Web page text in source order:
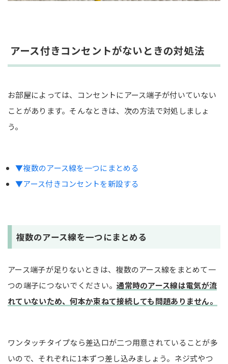
アース付きコンセントがないときの対処法
お部屋によっては、コンセントにアース端子が付いていない
ことがあります。そんなときは、次の方法で対処しましょ
う。
▼複数のアース線を一つにまとめる
▼アース付きコンセントを新設する
複数のアース線を一つにまとめる
アース端子が足りないときは、複数のアース線をまとめて一
つの端子につないでください。通常時のアース線は電気が流
れていないため、何本か束ねて接続しても問題ありません。
ワンタッチタイプなら差込口が二つ用意されていることが多
いので、それぞれに1本ずつ差し込みましょう。ネジ式やつ